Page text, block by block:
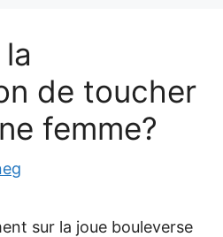
de toucher
femme?
sur la joue bouleverse